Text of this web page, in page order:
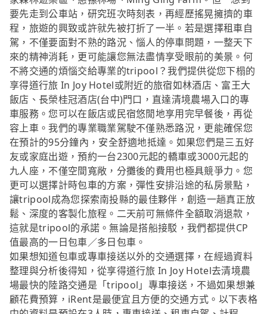
要先走到公車站，研究班次時刻表，再經歷搖晃擁擠的車
程，旅遊的興致或許就先被打折了一半。若是選擇租車自
駕，不僅要面對不熟的路況、惱人的停車問題，一整天下
來的精神消耗，更可能讓您無法盡情享受眼前的美景。何
不將交通的煩惱交給專業的tripool？我們提供從您下榻的
享得道行旅 In Joy Hotel或附近的旅宿如林酒店、富王大
飯店、長榮桂冠酒店(台中)門口，直達清境農場入口的專
車服務。您可以在飯店或民宿悠閒地享用完早餐後，再從
容上車。我們的專業職業駕駛不僅熟悉路況，更能確保您
在預計的95分鐘內，安全舒適地抵達。如果您們是三五好
友或家庭出遊，預約一台2300元起的轎車或3000元起的
九人座，不僅空間寬敞，分攤後的費用也極具競爭力。您
更可以選擇計時包車的方案，彈性安排沿途的私房景點，
讓tripool成為您探索南投縣的最佳夥伴，創造一趟真正放
鬆、深度的客製化旅程。二天前可無條件全額取消退款，
這就是tripool的承諾。無論是搭船接駁，我們都提供CP
值最高的一日包車／多日包車。
如果想知道包車或專車接送以外的交通選擇，在經過資料
整理與分析後得知，從享得道行旅 In Joy Hotel去清境農
場最快的陸路交通是「tripool」專車接送，不過如果想兼
顧花費預算，iRent是最便宜且方便的交通方式。以下表格